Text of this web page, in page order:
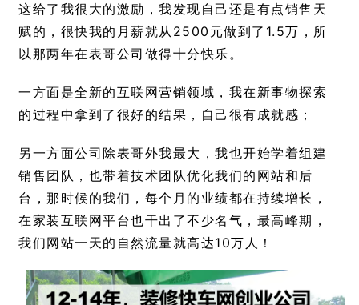
这给了我很大的激励，我发现自己还是有点销售天
赋的，很快我的月薪就从2500元做到了1.5万，所
以那两年在表哥公司做得十分快乐。
一方面是全新的互联网营销领域，我在新事物探索
的过程中拿到了很好的结果，自己很有成就感；
另一方面公司除表哥外我最大，我也开始学着组建
销售团队，也带着技术团队优化我们的网站和后
台，那时候的我们，每个月的业绩都在持续增长，
在家装互联网平台也干出了不少名气，最高峰期，
我们网站一天的自然流量就高达10万人！